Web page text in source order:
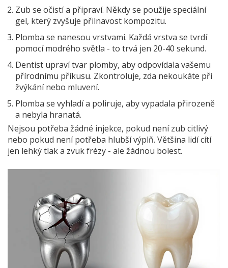
Zub se očistí a připraví. Někdy se použije speciální
gel, který zvyšuje přilnavost kompozitu.
Plomba se nanesou vrstvami. Každá vrstva se tvrdí
pomocí modrého světla - to trvá jen 20-40 sekund.
Dentist upraví tvar plomby, aby odpovídala vašemu
přírodnímu příkusu. Zkontroluje, zda nekoukáte při
žvýkání nebo mluvení.
Plomba se vyhladí a poliruje, aby vypadala přirozeně
a nebyla hranatá.
Nejsou potřeba žádné injekce, pokud není zub citlivý
nebo pokud není potřeba hlubší výplň. Většina lidí cítí
jen lehký tlak a zvuk frézy - ale žádnou bolest.